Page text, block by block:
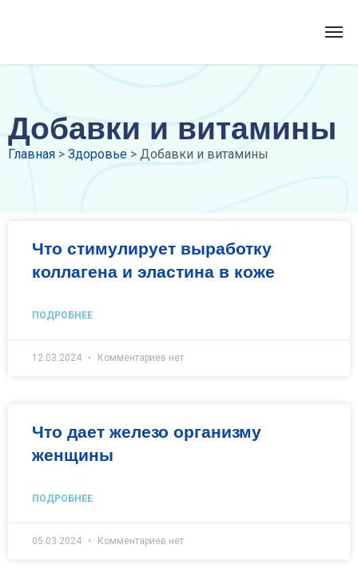
Добавки и витамины
Главная > Здоровье > Добавки и витамины
Что стимулирует выработку
коллагена и эластина в коже
ПОДРОБНЕЕ
12.03.2024 Комментариев нет
Что дает железо организму
женщины
ПОДРОБНЕЕ
05.03.2024 Комментариев нет